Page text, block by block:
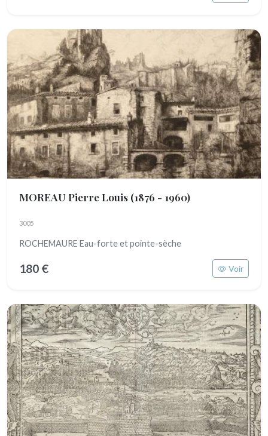
MOREAU Pierre Louis (1876 - 1960)
3005
ROCHEMAURE Eau-forte et pointe-sèche
180 € Voir